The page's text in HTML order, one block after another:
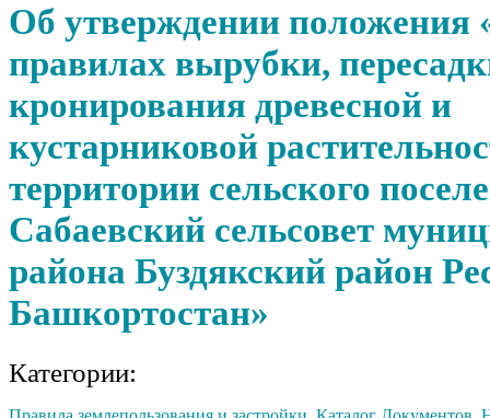
Об утверждении положения
правилах вырубки,
кронирования древесной и
кустарниковой
территории сельского
Сабаевский сельсовет
района Буздякский район
Башкортостан»
Категории: